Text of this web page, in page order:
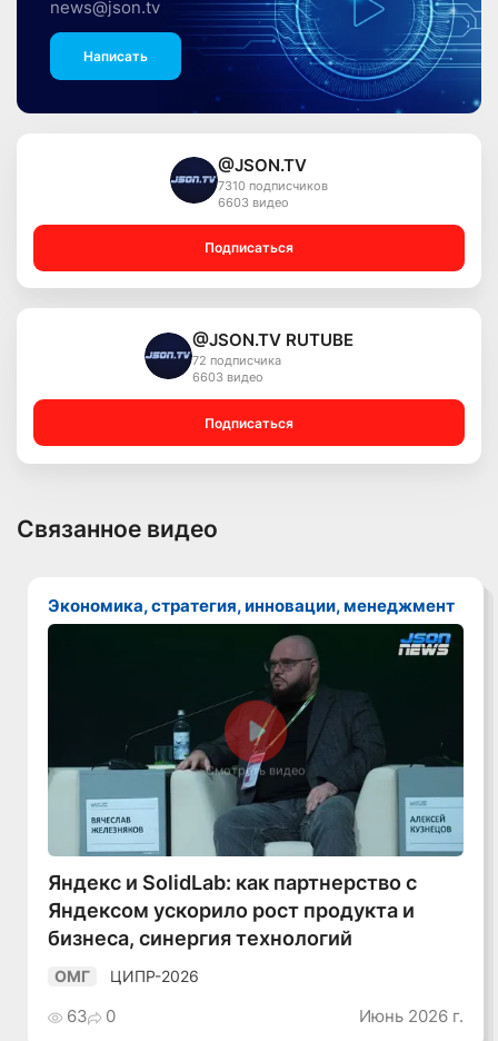
news@json.tv
Написать
@JSON.TV
7310 подписчиков
6603 видео
Подписаться
@JSON.TV RUTUBE
72 подписчика
6603 видео
Подписаться
Связанное видео
Экономика, стратегия, инновации, менеджмент
Смотреть видео
Яндекс и SolidLab: как партнерство с
Яндексом ускорило рост продукта и
бизнеса, синергия технологий
ОМГ ЦИПР-2026
63 0 Июнь 2026 г.